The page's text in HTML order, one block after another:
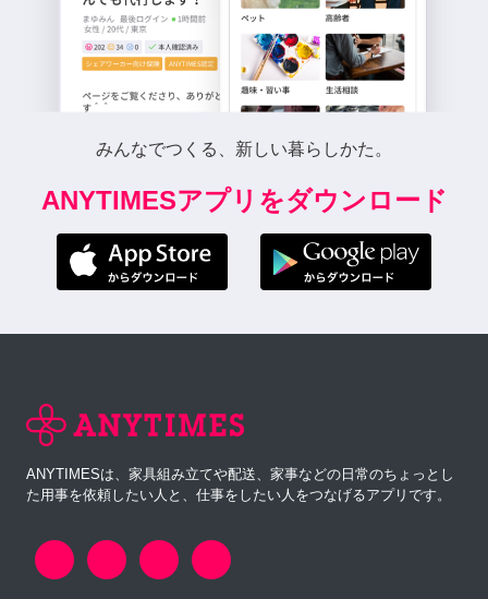
みんなでつくる、新しい暮らしかた。
ANYTIMESアプリをダウンロード
ANYTIMESは、家具組み立てや配送、家事などの日常のちょっとし
た用事を依頼したい人と、仕事をしたい人をつなげるアプリです。